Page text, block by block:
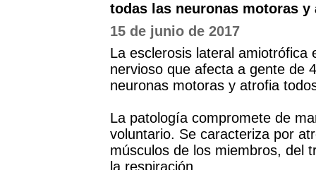
todas las neuronas motoras
15 de junio de 2017
La esclerosis lateral amiotrófica
nervioso que afecta a gente de
neuronas motoras y atrofia
La patología compromete de
voluntario. Se caracteriza por
músculos de los miembros, del
la respiración.